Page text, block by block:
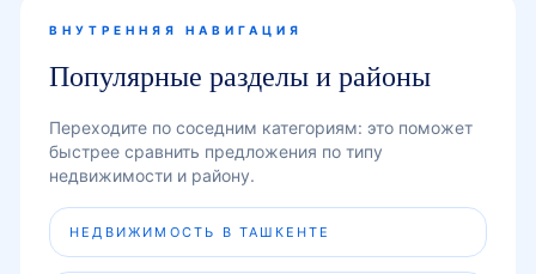
ВНУТРЕННЯЯ НАВИГАЦИЯ
Популярные разделы и районы
Переходите по соседним категориям: это поможет
быстрее сравнить предложения по типу
недвижимости и району.
НЕДВИЖИМОСТЬ В ТАШКЕНТЕ